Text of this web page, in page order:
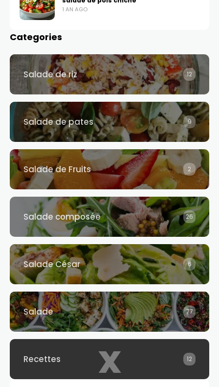
1 AN AGO
Categories
Salade de riz​ 12
Salade de pates​ 9
Salade de Fruits 2
Salade composée​ 26
Salade César 6
Salade 77
x
Recettes 12